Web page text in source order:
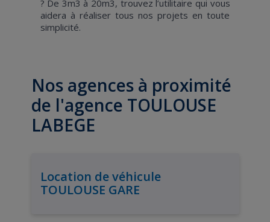
? De 3m3 à 20m3, trouvez l’utilitaire qui vous
aidera à réaliser tous nos projets en toute
simplicité.
Nos agences à proximité
de l'agence TOULOUSE
LABEGE
Location de véhicule
TOULOUSE GARE